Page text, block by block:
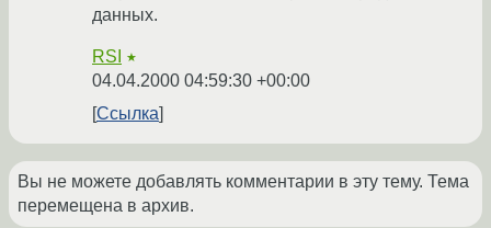
данных.
RSI ★
04.04.2000 04:59:30 +00:00
Ссылка
Вы не можете добавлять комментарии в эту тему. Тема
перемещена в архив.